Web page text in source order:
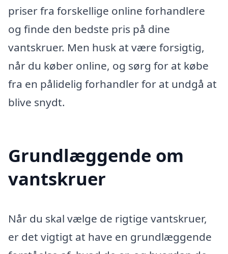
priser fra forskellige online forhandlere
og finde den bedste pris på dine
vantskruer. Men husk at være forsigtig,
når du køber online, og sørg for at købe
fra en pålidelig forhandler for at undgå at
blive snydt.
Grundlæggende om
vantskruer
Når du skal vælge de rigtige vantskruer,
er det vigtigt at have en grundlæggende